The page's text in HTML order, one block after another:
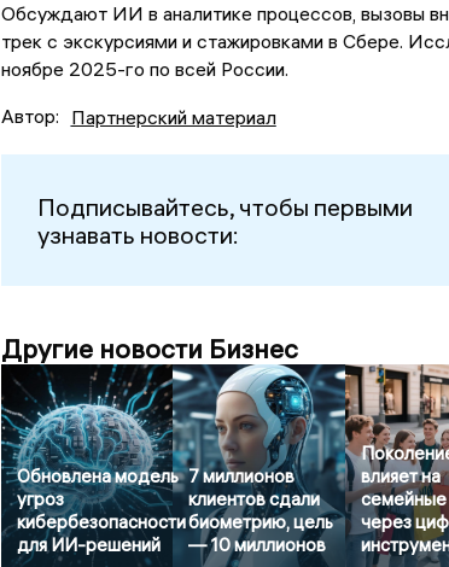
Обсуждают ИИ в аналитике процессов, вызовы
трек с экскурсиями и стажировками в Сбере.
ноябре 2025-го по всей России.
Автор: Партнерский материал
Подписывайтесь, чтобы первыми
узнавать новости:
Другие новости Бизнес
Обновлена модель
угроз
кибербезопасности
для ИИ-решений
7 миллионов
клиентов сдали
биометрию, цель
— 10 миллионов
влияет на
семейные
через